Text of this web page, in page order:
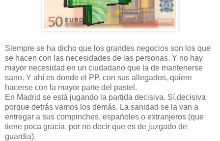
Siempre se ha dicho que los grandes negocios son los que
se hacen con las necesidades de las personas. Y no hay
mayor necesidad en un ciudadano que la de mantenerse
sano. Y ahí es donde el PP, con sus allegados, quiere
hacerse con la mayor parte del pastel.
En Madrid se está jugando la partida decisiva. Sí,decisiva
porque detrás vamos los demás. La sanidad se la van a
entregar a sus compinches, españoles o extranjeros (que
tiene poca gracia, por no decir que es de juzgado de
guardia).